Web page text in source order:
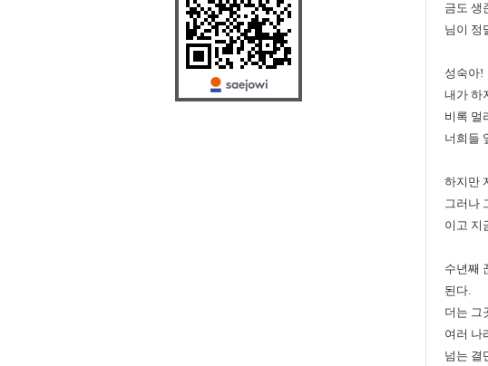
금도 생
님이 정
성숙아!
내가 하
비록 멀
너희들
하지만
그러나
이고 지
수년째
된다.
더는 그
여러 나
넘는 결